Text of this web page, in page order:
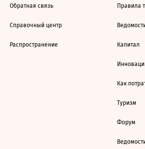
Обратная связь
Справочный центр
Распространение
Правила
Капитал
Как
Туризм
Форум